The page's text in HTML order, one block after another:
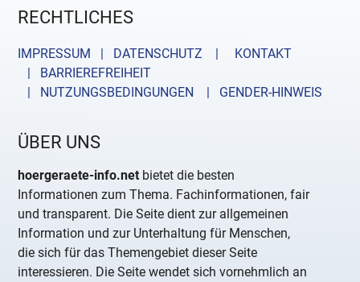
RECHTLICHES
IMPRESSUM | DATENSCHUTZ |
KONTAKT
| BARRIEREFREIHEIT
| NUTZUNGSBEDINGUNGEN
| GENDER-HINWEIS
ÜBER UNS
hoergeraete-info.net bietet die besten
Informationen zum Thema. Fachinformationen, fair
und transparent. Die Seite dient zur allgemeinen
Information und zur Unterhaltung für Menschen,
die sich für das Themengebiet dieser Seite
interessieren. Die Seite wendet sich vornehmlich an